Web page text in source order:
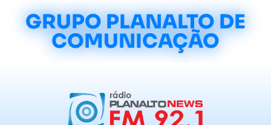
GRUPO PLANALTO DE
COMUNICAÇÃO